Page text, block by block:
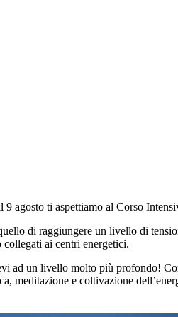
agosto ti aspettiamo al Corso
di raggiungere un livello di
ai centri energetici.
ad un livello molto più profondo!
meditazione e coltivazione